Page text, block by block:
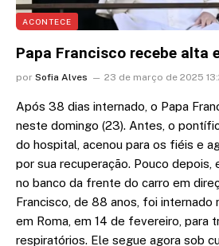
ACONTECE
Papa Francisco recebe alta
por Sofia Alves 23 de março de 2025
Após 38 dias internado, o Papa
neste domingo (23). Antes, o
do hospital, acenou para os fiéis e
por sua recuperação. Pouco depois,
no banco da frente do carro em
Francisco, de 88 anos, foi internado
em Roma, em 14 de fevereiro, para
respiratórios. Ele segue agora sob